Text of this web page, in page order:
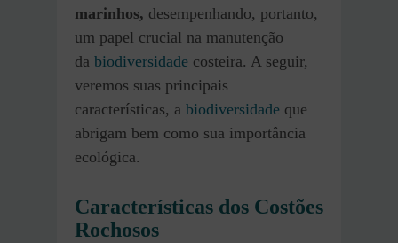
marinhos, desempenhando, portanto,
um papel crucial na manutenção
da biodiversidade costeira. A seguir,
veremos suas principais
características, a biodiversidade que
abrigam bem como sua importância
ecológica.
Características dos Costões
Rochosos